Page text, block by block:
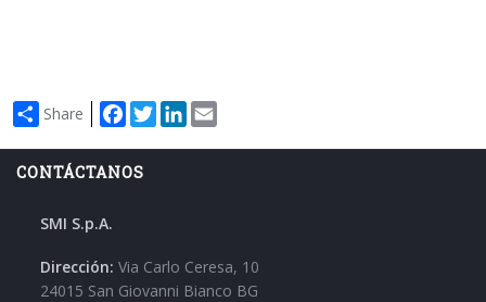
Share Facebook
TwitterLinkedIn
CONTÁCTANOS
SMI S.p.A.
Dirección: Via Carlo Ceresa, 10
24015 San Giovanni Bianco BG